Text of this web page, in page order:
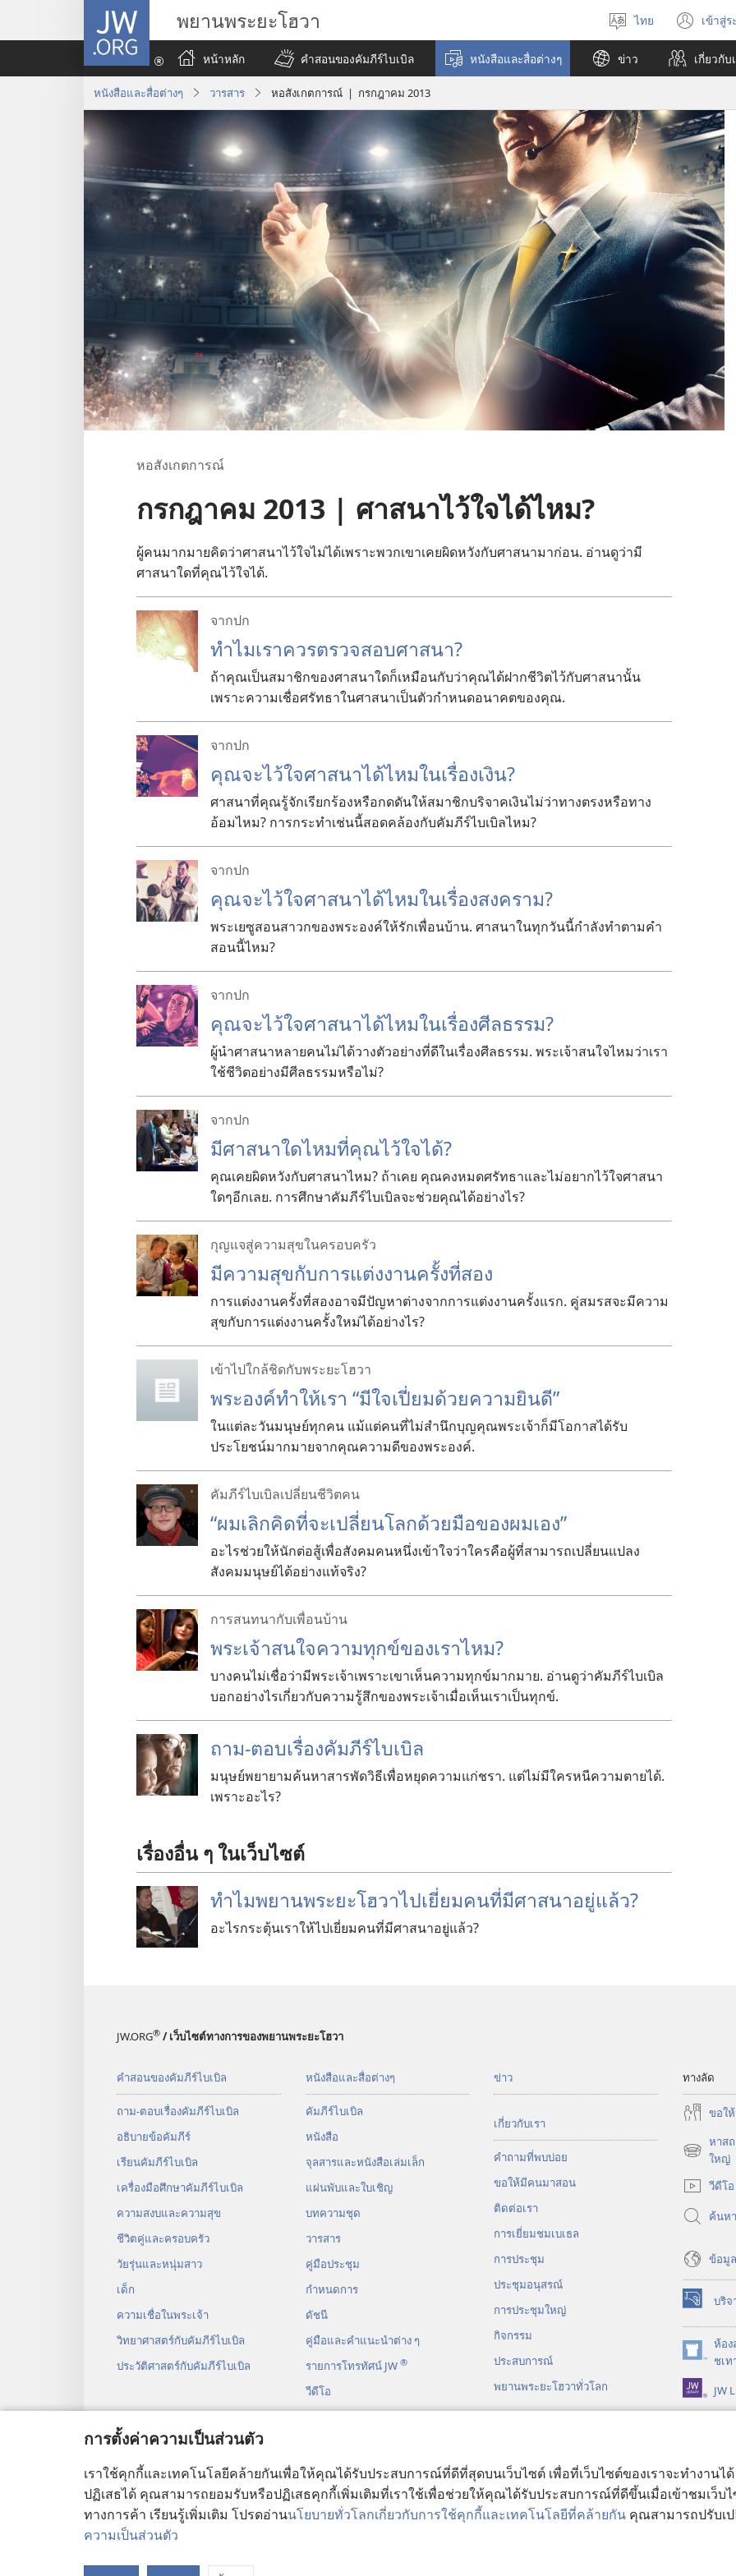
การตั้งค่าความเป็นส่วนตัว
เราใช้คุกกี้และเทคโนโลยีคล้ายกันเพื่อให้คุณได้รับประสบการณ์ที่ดีที่สุดบนเว็บไซต์ เพื่อที่เว็บไซต์ของเราจะทำงานไ
ปฏิเสธได้ คุณสามารถยอมรับหรือปฏิเสธคุกกี้เพิ่มเติมที่เราใช้เพื่อช่วยให้คุณได้รับประสบการณ์ที่ดีขึ้นเมื่อเข้าชมเว็
ทางการค้า เรียนรู้เพิ่มเติม โปรดอ่านนโยบายทั่วโลกเกี่ยวกับการใช้คุกกี้และเทคโนโลยีที่คล้ายกัน คุณสามารถปรับเ
ความเป็นส่วนตัว
JW.ORG พยานพระยะโฮวา
เลือก
ภาษา
ไทย เข้าสู่
(เปิด
หน้
ให
หน้าหลัก คำสอนของคัมภีร์ไบเบิล หนังสือและสื่อต่างๆ ข่าว เกี่ยว​กับ​
หนังสือและสื่อต่างๆ วารสาร หอสังเกตการณ์ | กรกฎาคม 2013
หอสังเกตการณ์
กรกฎาคม 2013 | ศาสนาไว้ใจได้ไหม?
ผู้คนมากมายคิดว่าศาสนาไว้ใจไม่ได้เพราะพวกเขาเคยผิดหวังกับศาสนามาก่อน. อ่านดูว่ามี
ศาสนาใดที่คุณไว้ใจได้.
จากปก
ทำไมเราควรตรวจสอบศาสนา?
ถ้าคุณเป็นสมาชิกของศาสนาใดก็เหมือนกับว่าคุณได้ฝากชีวิตไว้กับศาสนานั้น
เพราะความเชื่อศรัทธาในศาสนาเป็นตัวกำหนดอนาคตของคุณ.
จากปก
คุณจะไว้ใจศาสนาได้ไหมในเรื่องเงิน?
ศาสนาที่คุณรู้จักเรียกร้องหรือกดดันให้สมาชิกบริจาคเงินไม่ว่าทางตรงหรือทาง
อ้อมไหม? การกระทำเช่นนี้สอดคล้องกับคัมภีร์ไบเบิลไหม?
จากปก
คุณจะไว้ใจศาสนาได้ไหมในเรื่องสงคราม?
พระเยซูสอนสาวกของพระองค์ให้รักเพื่อนบ้าน. ศาสนาในทุกวันนี้กำลังทำตามคำ
สอนนี้ไหม?
จากปก
คุณจะไว้ใจศาสนาได้ไหมในเรื่องศีลธรรม?
ผู้นำศาสนาหลายคนไม่ได้วางตัวอย่างที่ดีในเรื่องศีลธรรม. พระเจ้าสนใจไหมว่าเรา
ใช้ชีวิตอย่างมีศีลธรรมหรือไม่?
จากปก
มีศาสนาใดไหมที่คุณไว้ใจได้?
คุณเคยผิดหวังกับศาสนาไหม? ถ้าเคย คุณคงหมดศรัทธาและไม่อยากไว้ใจศาสนา
ใดๆอีกเลย. การศึกษาคัมภีร์ไบเบิลจะช่วยคุณได้อย่างไร?
กุญแจสู่ความสุขในครอบครัว
มีความสุขกับการแต่งงานครั้งที่สอง
การแต่งงานครั้งที่สองอาจมีปัญหาต่างจากการแต่งงานครั้งแรก. คู่สมรสจะมีความ
สุขกับการแต่งงานครั้งใหม่ได้อย่างไร?
เข้าไปใกล้ชิดกับพระยะโฮวา
พระองค์ทำให้เรา “มีใจเปี่ยมด้วยความยินดี”
ในแต่ละวันมนุษย์ทุกคน แม้แต่คนที่ไม่สำนึกบุญคุณพระเจ้าก็มีโอกาสได้รับ
ประโยชน์มากมายจากคุณความดีของพระองค์.
คัมภีร์ไบเบิลเปลี่ยนชีวิตคน
“ผมเลิกคิดที่จะเปลี่ยนโลกด้วยมือของผมเอง”
อะไรช่วยให้นักต่อสู้เพื่อสังคมคนหนึ่งเข้าใจว่าใครคือผู้ที่สามารถเปลี่ยนแปลง
สังคมมนุษย์ได้อย่างแท้จริง?
การสนทนากับเพื่อนบ้าน
พระเจ้าสนใจความทุกข์ของเราไหม?
บางคนไม่เชื่อว่ามีพระเจ้าเพราะเขาเห็นความทุกข์มากมาย. อ่านดูว่าคัมภีร์ไบเบิล
บอกอย่างไรเกี่ยวกับความรู้สึกของพระเจ้าเมื่อเห็นเราเป็นทุกข์.
ถาม-ตอบเรื่องคัมภีร์ไบเบิล
มนุษย์พยายามค้นหาสารพัดวิธีเพื่อหยุดความแก่ชรา. แต่ไม่มีใครหนีความตายได้.
เพราะอะไร?
เรื่องอื่น ๆ ในเว็บไซต์
ทำไมพยานพระยะโฮวาไปเยี่ยมคนที่มีศาสนาอยู่แล้ว?
อะไรกระตุ้นเราให้ไปเยี่ยมคนที่มีศาสนาอยู่แล้ว?
JW.ORG® / เว็บไซต์ทางการของพยานพระยะโฮวา
คำสอนของคัมภีร์ไบเบิล
ถาม-ตอบเรื่องคัมภีร์ไบเบิล
อธิบายข้อคัมภีร์
เรียนคัมภีร์ไบเบิล
เครื่องมือศึกษาคัมภีร์ไบเบิล
ความสงบและความสุข
ชีวิตคู่และครอบครัว
วัยรุ่น​และ​หนุ่ม​สาว
เด็ก
ความเชื่อในพระเจ้า
วิทยาศาสตร์กับคัมภีร์ไบเบิล
ประวัติศาสตร์กับคัมภีร์ไบเบิล
หนังสือและสื่อต่างๆ
คัมภีร์​ไบเบิล
หนังสือ
จุลสาร​และ​หนังสือ​เล่ม​เล็ก
แผ่น​พับ​และ​ใบ​เชิญ
บทความ​ชุด
วารสาร
คู่มือ​ประชุม
กำหนด​การ
ดัชนี
คู่มือ​และ​คำ​แนะ​นำ​ต่าง​ ๆ
รายการโทรทัศน์ JW ®
วีดีโอ
การ​อ่าน​คัมภีร์​ไบเบิล​แบบ​ละคร
ข่าว
เกี่ยว​กับ​เรา
คำถามที่พบบ่อย
ขอ​ให้​มี​คน​มา​สอน
ติด​ต่อ​เรา
การ​เยี่ยม​ชม​เบเธล
การประชุม
ประชุมอนุสรณ์
การประชุมใหญ่
กิจกรรม
ประสบการณ์
พยานพระยะโฮวาทั่วโลก
ทางลัด
ขอ​ใ
หาส
ใหญ่
(เปิด
หน้าต่าง
ใหม่) วีดีโอ
ค้นหา
ข้อมู
บริจ
(เปิด
หน้าต่าง
ใหม่)
ห้อ
ชเท
(เปิด
หน้าต่าง
ใหม่)
JW